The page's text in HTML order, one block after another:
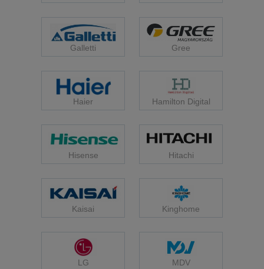
Galletti Gree
Haier Hamilton Digital
Hisense Hitachi
Kaisai Kinghome
LG MDV